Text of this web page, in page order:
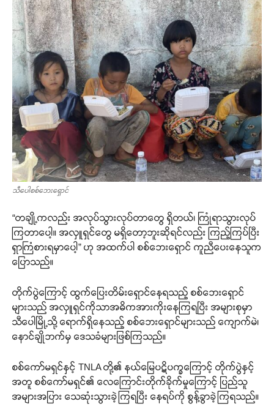
သီပေါစစ်ဘေးရှောင်
“တချို့ကလည်း အလုပ်သွားလုပ်တာတွေ ရှိတယ်၊ ကြုံရာသွားလုပ်
ကြတာပေါ့။ အလှူရှင်တွေ မရှိတော့ဘူးဆိုရင်လည်း ကြည့်ကြပ်ပြီး
ရှာကြံစားရမှာပေါ့” ဟု အထက်ပါ စစ်ဘေးရှောင် ကူညီပေးနေသူက
ပြောသည်။
တိုက်ပွဲကြောင့် ထွက်ပြေးတိမ်းရှောင်နေရသည့် စစ်ဘေးရှောင်
များသည် အလှူရှင်ကိုသာအဓိကအားကိုးနေကြရပြီး အများစုမှာ
သီပေါမြို့သို့ ရောက်ရှိနေသည့် စစ်ဘေးရှောင်များသည် ကျောက်မဲ၊
နောင်ချိုဘက်မှ ဒေသခံများဖြစ်ကြသည်။
စစ်ကော်မရှင်နှင့် TNLA တို့၏ နယ်မြေပဋိပက္ခကြောင့် တိုက်ပွဲနှင့်
အတူ စစ်ကော်မရှင်၏ လေကြောင်းတိုက်ခိုက်မှုကြောင့် ပြည်သူ
အများအပြား သေဆုံးသွားခဲ့ကြရပြီး နေရပ်ကို စွန့်ခွာခဲ့ကြရသည်။